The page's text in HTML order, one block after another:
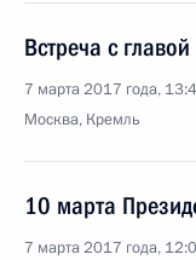
Встреча с
7 марта 2017 года,
Москва, Кремль
10 марта
7 марта 2017 года,